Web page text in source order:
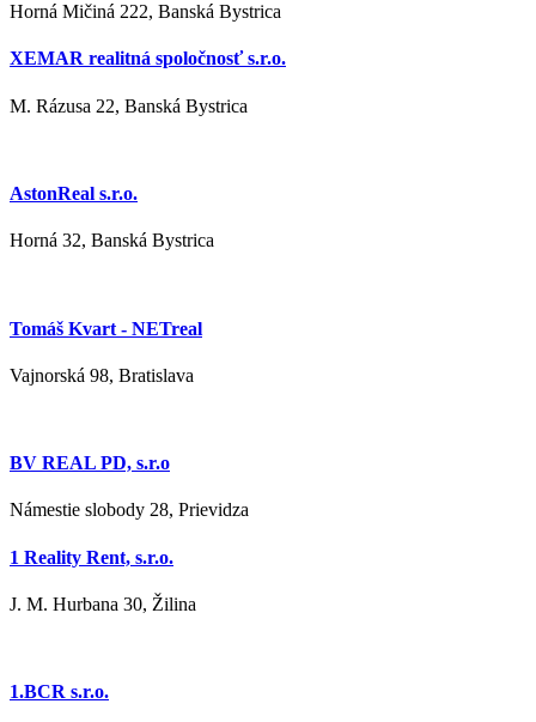
Horná Mičiná 222, Banská Bystrica
XEMAR realitná spoločnosť s.r.o.
M. Rázusa 22, Banská Bystrica
AstonReal s.r.o.
Horná 32, Banská Bystrica
Tomáš Kvart - NETreal
Vajnorská 98, Bratislava
BV REAL PD, s.r.o
Námestie slobody 28, Prievidza
1 Reality Rent, s.r.o.
J. M. Hurbana 30, Žilina
1.BCR s.r.o.